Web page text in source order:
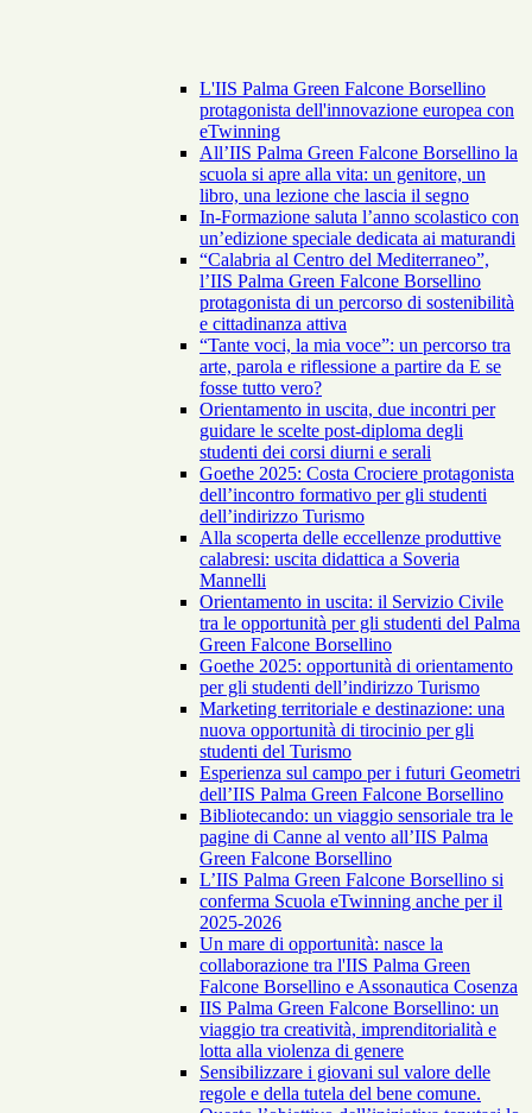
L'IIS Palma Green Falcone Borsellino
protagonista dell'innovazione europea con
eTwinning
All’IIS Palma Green Falcone Borsellino la
scuola si apre alla vita: un genitore, un
libro, una lezione che lascia il segno
In-Formazione saluta l’anno scolastico con
un’edizione speciale dedicata ai maturandi
“Calabria al Centro del Mediterraneo”,
l’IIS Palma Green Falcone Borsellino
protagonista di un percorso di sostenibilità
e cittadinanza attiva
“Tante voci, la mia voce”: un percorso tra
arte, parola e riflessione a partire da E se
fosse tutto vero?
Orientamento in uscita, due incontri per
guidare le scelte post-diploma degli
studenti dei corsi diurni e serali
Goethe 2025: Costa Crociere protagonista
dell’incontro formativo per gli studenti
dell’indirizzo Turismo
Alla scoperta delle eccellenze produttive
calabresi: uscita didattica a Soveria
Mannelli
Orientamento in uscita: il Servizio Civile
tra le opportunità per gli studenti del Palma
Green Falcone Borsellino
Goethe 2025: opportunità di orientamento
per gli studenti dell’indirizzo Turismo
Marketing territoriale e destinazione: una
nuova opportunità di tirocinio per gli
studenti del Turismo
Esperienza sul campo per i futuri Geometri
dell’IIS Palma Green Falcone Borsellino
Bibliotecando: un viaggio sensoriale tra le
pagine di Canne al vento all’IIS Palma
Green Falcone Borsellino
L’IIS Palma Green Falcone Borsellino si
conferma Scuola eTwinning anche per il
2025-2026
Un mare di opportunità: nasce la
collaborazione tra l'IIS Palma Green
Falcone Borsellino e Assonautica Cosenza
IIS Palma Green Falcone Borsellino: un
viaggio tra creatività, imprenditorialità e
lotta alla violenza di genere
Sensibilizzare i giovani sul valore delle
regole e della tutela del bene comune.